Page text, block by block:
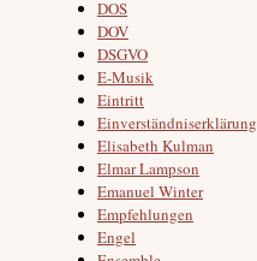
DOS
DOV
DSGVO
E-Musik
Eintritt
Einverständniserklärung
Elisabeth Kulman
Elmar Lampson
Emanuel Winter
Empfehlungen
Engel